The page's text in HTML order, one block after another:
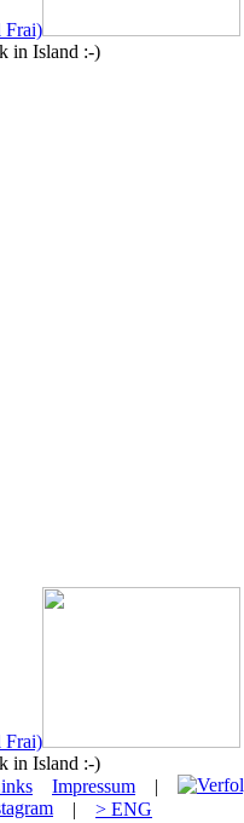
Frai)
in Island :-)
Frai)
in Island :-)
Impressum
|
|
> ENG